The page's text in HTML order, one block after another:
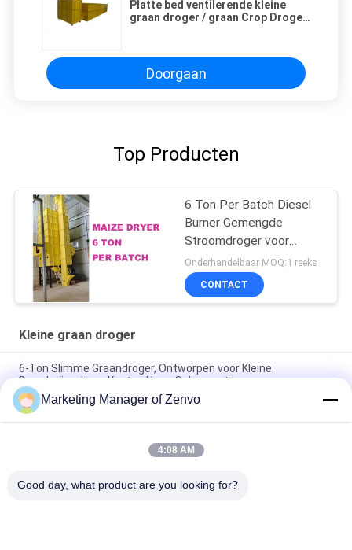
Platte bed ventilerende kleine
graan droger / graan Crop Droger
Doorgaan
Top Producten
6 Ton Per Batch Diesel
Burner Gemengde
Stroomdroger voor
Keuterboertjes
Onderhandelbaar MOQ:1 reeks
CONTACT
Kleine graan droger
6-Ton Slimme Graandroger, Ontworpen voor Kleine
Boerderijen, Lage Kosten Hoge Opbrengst.
6 ton per partij Kleine graandroger met lage temperatuur,
gelijkmatig en snel drogen
6 ton per partij Kleine graandroger zonder augeroptie en
Marketing Manager of Zenvo
4:08 AM
Good day, what product are you looking for?